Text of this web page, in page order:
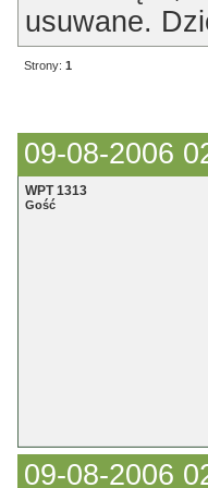
usuwane.
Strony: 1
09-08-2006
WPT 1313
Gość
09-08-2006